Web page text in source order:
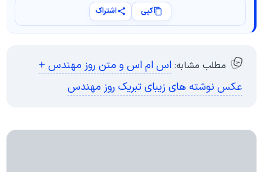
کپی اشتراک
مطلب مشابه:اس ام اس و متن روز مهندس +
عکس نوشته های زیبای تبریک روز مهندس